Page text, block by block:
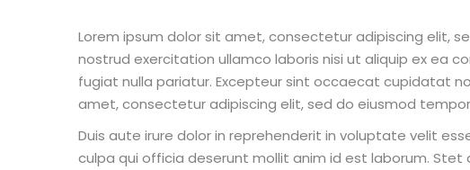
Lorem ipsum dolor sit amet, consectetur adipiscing elit,
nostrud exercitation ullamco laboris nisi ut aliquip ex ea
fugiat nulla pariatur. Excepteur sint occaecat cupidatat
amet, consectetur adipiscing elit, sed do eiusmod
Duis aute irure dolor in reprehenderit in voluptate velit
culpa qui officia deserunt mollit anim id est laborum.